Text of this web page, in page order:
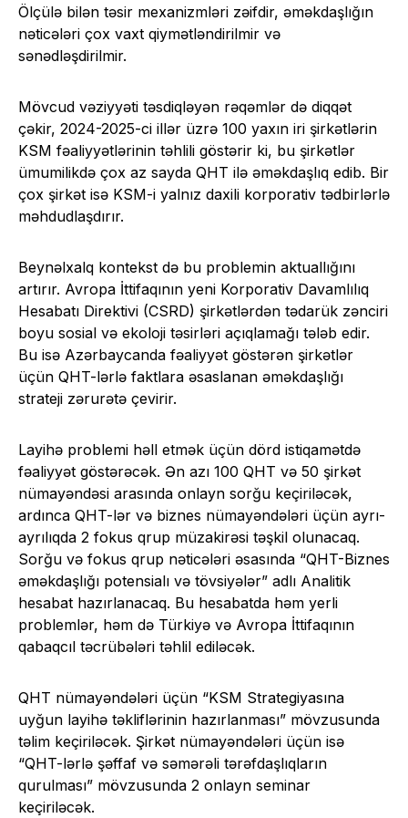
Ölçülə bilən təsir mexanizmləri zəifdir, əməkdaşlığın
nəticələri çox vaxt qiymətləndirilmir və
sənədləşdirilmir.
Mövcud vəziyyəti təsdiqləyən rəqəmlər də diqqət
çəkir, 2024-2025-ci illər üzrə 100 yaxın iri şirkətlərin
KSM fəaliyyətlərinin təhlili göstərir ki, bu şirkətlər
ümumilikdə çox az sayda QHT ilə əməkdaşlıq edib. Bir
çox şirkət isə KSM-i yalnız daxili korporativ tədbirlərlə
məhdudlaşdırır.
Beynəlxalq kontekst də bu problemin aktuallığını
artırır. Avropa İttifaqının yeni Korporativ Davamlılıq
Hesabatı Direktivi (CSRD) şirkətlərdən tədarük zənciri
boyu sosial və ekoloji təsirləri açıqlamağı tələb edir.
Bu isə Azərbaycanda fəaliyyət göstərən şirkətlər
üçün QHT-lərlə faktlara əsaslanan əməkdaşlığı
strateji zərurətə çevirir.
Layihə problemi həll etmək üçün dörd istiqamətdə
fəaliyyət göstərəcək. Ən azı 100 QHT və 50 şirkət
nümayəndəsi arasında onlayn sorğu keçiriləcək,
ardınca QHT-lər və biznes nümayəndələri üçün ayrı-
ayrılıqda 2 fokus qrup müzakirəsi təşkil olunacaq.
Sorğu və fokus qrup nəticələri əsasında “QHT-Biznes
əməkdaşlığı potensialı və tövsiyələr” adlı Analitik
hesabat hazırlanacaq. Bu hesabatda həm yerli
problemlər, həm də Türkiyə və Avropa İttifaqının
qabaqcıl təcrübələri təhlil ediləcək.
QHT nümayəndələri üçün “KSM Strategiyasına
uyğun layihə təkliflərinin hazırlanması” mövzusunda
təlim keçiriləcək. Şirkət nümayəndələri üçün isə
“QHT-lərlə şəffaf və səmərəli tərəfdaşlıqların
qurulması” mövzusunda 2 onlayn seminar
keçiriləcək.